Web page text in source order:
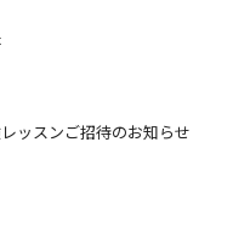
ッスンご招待のお知らせ